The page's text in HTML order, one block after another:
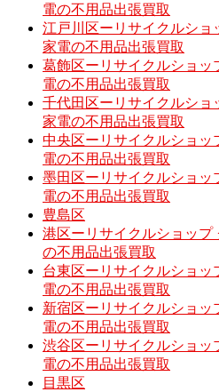
電の不用品出張買取
江戸川区ーリサイクルショ
家電の不用品出張買取
葛飾区ーリサイクルショッ
電の不用品出張買取
千代田区ーリサイクルショ
家電の不用品出張買取
中央区ーリサイクルショッ
電の不用品出張買取
墨田区ーリサイクルショッ
電の不用品出張買取
豊島区
港区ーリサイクルショップ
の不用品出張買取
台東区ーリサイクルショッ
電の不用品出張買取
新宿区ーリサイクルショッ
電の不用品出張買取
渋谷区ーリサイクルショッ
電の不用品出張買取
目黒区